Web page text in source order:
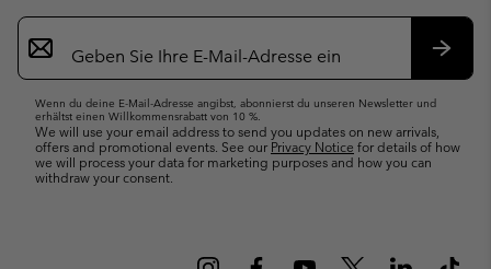
Newsletter-
Anmeldung
Wenn du deine E-Mail-Adresse angibst, abonnierst du unseren Newsletter und
erhältst einen Willkommensrabatt von 10 %.
We will use your email address to send you updates on new arrivals,
offers and promotional events. See our Privacy Notice for details of how
we will process your data for marketing purposes and how you can
withdraw your consent.